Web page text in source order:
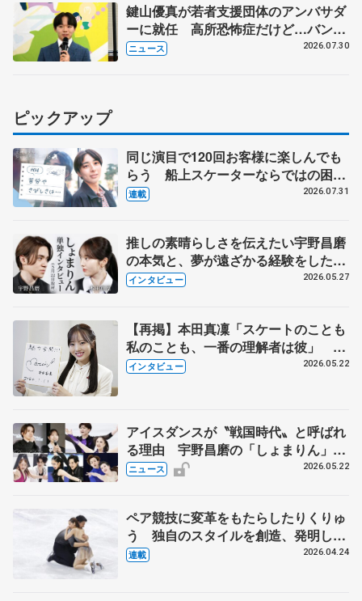
鍵山優真が若者支援団体のアンバサダ
ーに就任 高所恐怖症だけど…バンジ
ージャンプに挑戦も？
ニュース 2026.07.30
ピックアップ
同じ演目で120回お客様に楽しんでも
らう 船上スケーターならではの困難
とは 影響あったPIW前キャプテン松
連載 2026.07.31
推しの素晴らしさを伝えたい宇野昌磨
の本気と、夢が遠ざかる経験をした本
田真凜の覚悟
インタビュー 2026.05.27
【再掲】本田真凜「スケートのことも
私のことも、一番の理解者は彼」 引
退時の単独インタビューで語った競技
インタビュー 2026.05.22
アイスダンスが〝戦国時代〟と呼ばれ
る理由 宇野昌磨の「しょまりん」ら
実力者が相次いで参戦 国内の競争激
ニュース 2026.05.22
ペア競技に変革をもたらしたりくりゅ
う 独自のスタイルを創造、発明した
【引退発表後②】
連載 2026.04.24